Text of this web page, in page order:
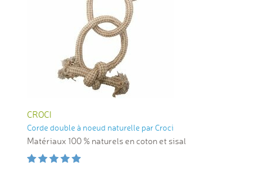
CROCI
Corde double à noeud naturelle par Croci
Matériaux 100 % naturels en coton et sisal